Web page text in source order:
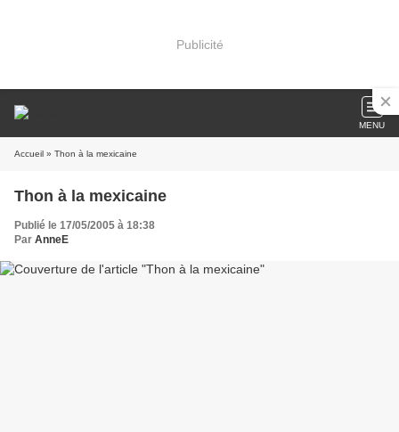
Publicité
MENU
Accueil » Thon à la mexicaine
Thon à la mexicaine
Publié le 17/05/2005 à 18:38
Par AnneE